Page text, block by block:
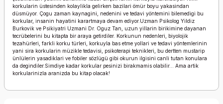
korkularin üstesinden kolaylikla gelirken bazilari ömür boyu yakasindan
düsmüyor. Çogu zaman kaynagini, nedenini ve tedavi yöntemini bilemedigi bu
korkular, insanin hayatini karartmaya devam ediyor.Uzman Psikolog Yildiz
Burkovik ve Psikiyatri Uzmani Dr. Oguz Tan, uzun yillarin birikimine dayanan
tecrübelerini bu kitapta bir araya getirdiler. Korkunun nedenleri, biyolojik
tezahürleri, farkli korku türleri, korkuyla bas etme yollari ve tedavi yöntemlerinin
yani sira korkularin müzikle tedavisi, psikoterapi teknikleri, bu dertten mustarip
ünlülerin yasadiklari ve fobiler sözlügü gibi okurun ilgisini canli tutan konulara
da degindiler.Simdiye kadar korkular pesinizi birakmamis olabilir… Ama artik
korkularinizla aranizda bu kitap olacak!